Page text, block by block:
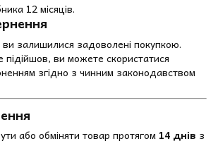
12 місяців.
залишилися задоволені покупкою.
ви можете скористатися
згідно з чинним законодавством
або обміняти товар протягом 14 днів з